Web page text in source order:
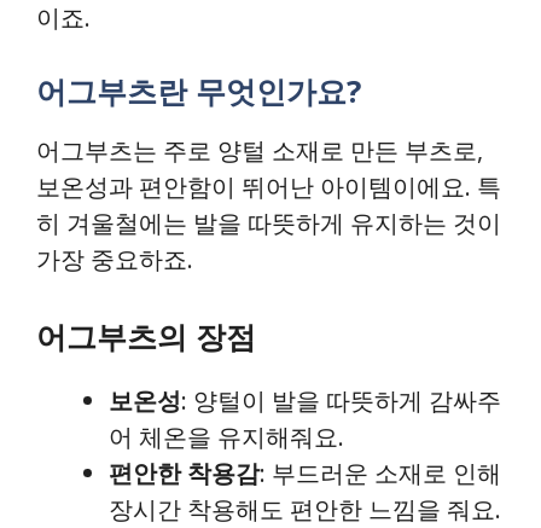
이죠.
어그부츠란 무엇인가요?
어그부츠는 주로 양털 소재로 만든 부츠로,
보온성과 편안함이 뛰어난 아이템이에요. 특
히 겨울철에는 발을 따뜻하게 유지하는 것이
가장 중요하죠.
어그부츠의 장점
보온성: 양털이 발을 따뜻하게 감싸주
어 체온을 유지해줘요.
편안한 착용감: 부드러운 소재로 인해
장시간 착용해도 편안한 느낌을 줘요.